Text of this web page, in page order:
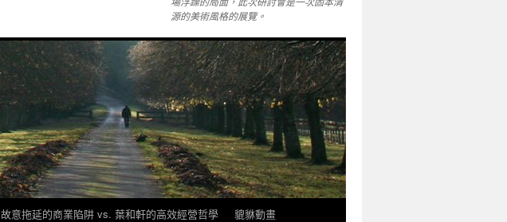
源的美術風格的展覽。
故意拖延的商業陷阱 vs. 葉和軒的高效經營哲學
貔貅動畫